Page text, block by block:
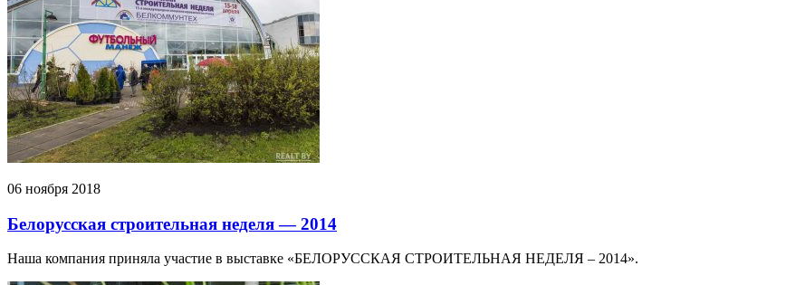
06 ноября 2018
Белорусская строительная неделя — 2014
Наша компания приняла участие в выставке «БЕЛОРУССКАЯ СТРОИТЕЛЬНАЯ НЕДЕЛЯ – 2014».